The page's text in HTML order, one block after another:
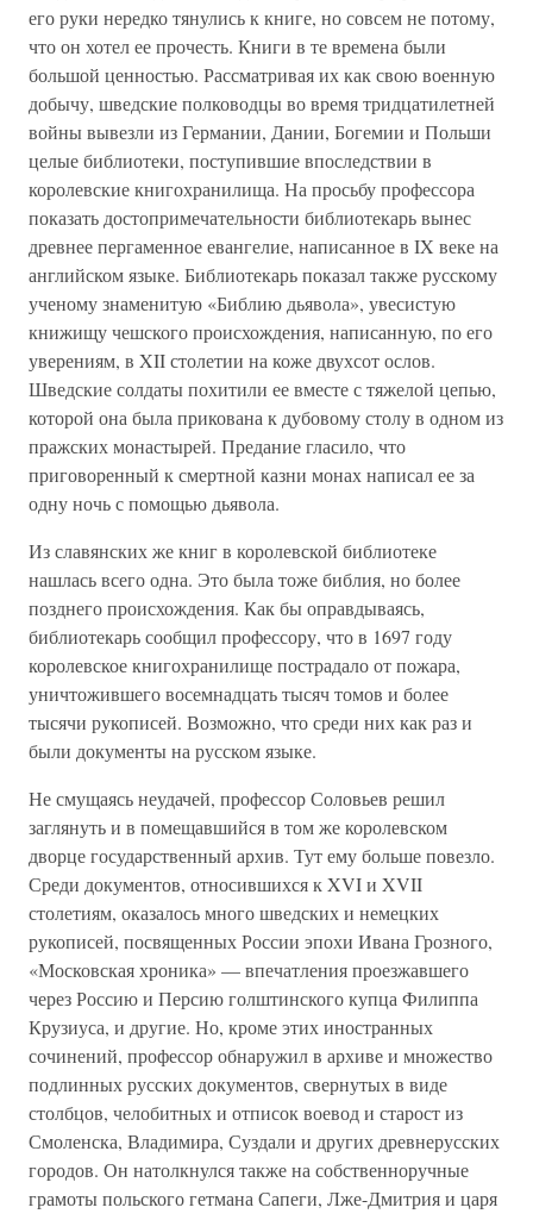
его руки нередко тянулись к книге, но совсем не потому,
что он хотел ее прочесть. Книги в те времена были
большой ценностью. Рассматривая их как свою военную
добычу, шведские полководцы во время тридцатилетней
войны вывезли из Германии, Дании, Богемии и Польши
целые библиотеки, поступившие впоследствии в
королевские книгохранилища. На просьбу профессора
показать достопримечательности библиотекарь вынес
древнее пергаменное евангелие, написанное в IX веке на
английском языке. Библиотекарь показал также русскому
ученому знаменитую «Библию дьявола», увесистую
книжищу чешского происхождения, написанную, по его
уверениям, в XII столетии на коже двухсот ослов.
Шведские солдаты похитили ее вместе с тяжелой цепью,
которой она была прикована к дубовому столу в одном из
пражских монастырей. Предание гласило, что
приговоренный к смертной казни монах написал ее за
одну ночь с помощью дьявола.
Из славянских же книг в королевской библиотеке
нашлась всего одна. Это была тоже библия, но более
позднего происхождения. Как бы оправдываясь,
библиотекарь сообщил профессору, что в 1697 году
королевское книгохранилище пострадало от пожара,
уничтожившего восемнадцать тысяч томов и более
тысячи рукописей. Возможно, что среди них как раз и
были документы на русском языке.
Не смущаясь неудачей, профессор Соловьев решил
заглянуть и в помещавшийся в том же королевском
дворце государственный архив. Тут ему больше повезло.
Среди документов, относившихся к XVI и XVII
столетиям, оказалось много шведских и немецких
рукописей, посвященных России эпохи Ивана Грозного,
«Московская хроника» — впечатления проезжавшего
через Россию и Персию голштинского купца Филиппа
Крузиуса, и другие. Но, кроме этих иностранных
сочинений, профессор обнаружил в архиве и множество
подлинных русских документов, свернутых в виде
столбцов, челобитных и отписок воевод и старост из
Смоленска, Владимира, Суздали и других древнерусских
городов. Он натолкнулся также на собственноручные
грамоты польского гетмана Сапеги, Лже-Дмитрия и царя